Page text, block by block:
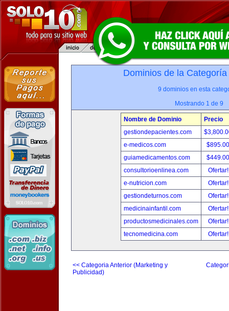
Dominios de la
9 dominios en esta
Mostrando 1 de 9
Nombre de Dominio
Precio
gestiondepacientes.com
e-medicos.com
guiamedicamentos.com
consultorioenlinea.com
e-nutricion.com
gestiondeturnos.com
medicinainfantil.com
productosmedicinales.com
tecnomedicina.com
<< Categoria Anterior (Marketing y
Publicidad)